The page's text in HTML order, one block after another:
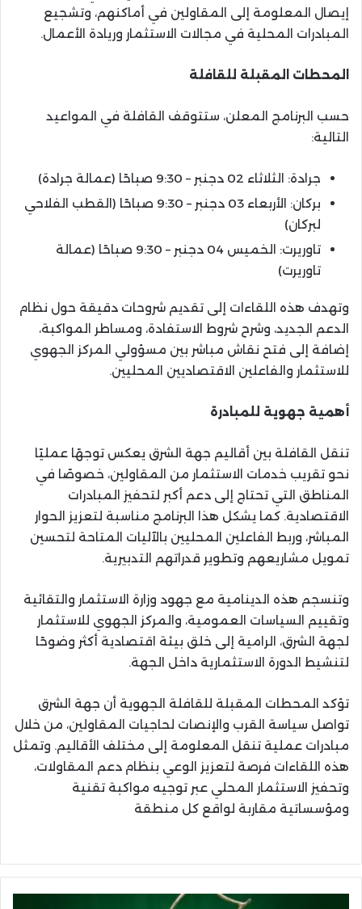
إيصال المعلومة إلى المقاولين في أماكنهم، وتشجيع
المبادرات المحلية في مجالات الاستثمار وريادة الأعمال.
المحطات المقبلة للقافلة
حسب البرنامج المعلن، ستتوقف القافلة في المواعيد
التالية:
جرادة: الثلاثاء 02 دجنبر – 9:30 صباحًا (عمالة جرادة)
بركان: الأربعاء 03 دجنبر – 9:30 صباحًا (القطب الفلاحي
لبركان)
تاوريرت: الخميس 04 دجنبر – 9:30 صباحًا (عمالة
تاوريرت)
وتهدف هذه اللقاءات إلى تقديم شروحات دقيقة حول نظام
الدعم الجديد، وشرح شروط الاستفادة، ومساطر المواكبة،
إضافة إلى فتح نقاش مباشر بين مسؤولي المركز الجهوي
للاستثمار والفاعلين الاقتصاديين المحليين.
أهمية جهوية للمبادرة
تنقل القافلة بين أقاليم جهة الشرق يعكس توجهًا عمليًا
نحو تقريب خدمات الاستثمار من المقاولين، خصوصًا في
المناطق التي تحتاج إلى دعم أكبر لتحفيز المبادرات
الاقتصادية. كما يشكل هذا البرنامج مناسبة لتعزيز الحوار
المباشر، وربط الفاعلين المحليين بالآليات المتاحة لتحسين
تمويل مشاريعهم وتطوير قدراتهم التدبيرية.
وتنسجم هذه الدينامية مع جهود وزارة الاستثمار والتقائية
وتقييم السياسات العمومية، والمركز الجهوي للاستثمار
لجهة الشرق، الرامية إلى خلق بيئة اقتصادية أكثر وضوحًا
لتنشيط الدورة الاستثمارية داخل الجهة.
تؤكد المحطات المقبلة للقافلة الجهوية أن جهة الشرق
تواصل سياسة القرب والإنصات لحاجيات المقاولين، من خلال
مبادرات عملية تنقل المعلومة إلى مختلف الأقاليم. وتمثل
هذه اللقاءات فرصة لتعزيز الوعي بنظام دعم المقاولات،
وتحفيز الاستثمار المحلي عبر توجيه مواكبة تقنية
ومؤسساتية مقاربة لواقع كل منطقة